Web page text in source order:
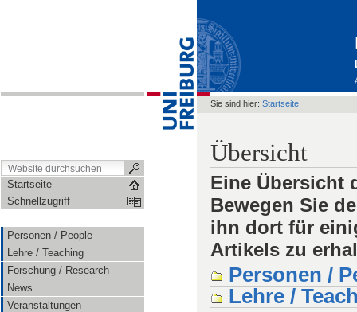
Startseite
Schnellzugriff
Personen / People
Lehre / Teaching
Forschung / Research
News
Veranstaltungen
Sie sind hier: Startseite
Übersicht
Eine Übersicht
Bewegen Sie
ihn dort für
Artikels zu
Personen /
Lehre /